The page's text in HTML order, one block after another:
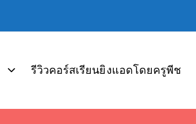
รีวิวคอร์สเรียนยิงแอดโดยครูพีช